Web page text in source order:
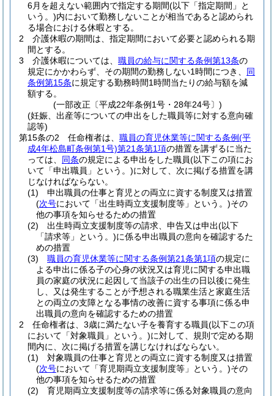
6月を超えない範囲内で指定する期間(以下「指定期間」と
いう。)内において勤務しないことが相当であると認められ
る場合における休暇とする。
2
介護休暇の期間は、指定期間において必要と認められる期
間とする。
3
介護休暇については、 職員の給与に関する条例第13条の
規定にかかわらず、その期間の勤務しない1時間につき、 同
条例第15条に規定する勤務時間1時間当たりの給与額を減
額する。
(一部改正〔平成22年条例1号・28年24号〕)
(妊娠、出産等についての申出をした職員等に対する意向確
認等)
第15条の2
任命権者は、 職員の育児休業等に関する条例(平
成4年松島町条例第1号)第21条第1項の措置を講ずるに当た
っては、 同条の規定による申出をした職員(以下この項にお
いて「申出職員」という。)に対して、次に掲げる措置を講
じなければならない。
(1)
申出職員の仕事と育児との両立に資する制度又は措置
(次号において「出生時両立支援制度等」という。)その
他の事項を知らせるための措置
(2)
出生時両立支援制度等の請求、申告又は申出(以下
「請求等」という。)に係る申出職員の意向を確認するた
めの措置
(3)
職員の育児休業等に関する条例第21条第1項の規定に
よる申出に係る子の心身の状況又は育児に関する申出職
員の家庭の状況に起因して当該子の出生の日以後に発生
し、又は発生することが予想される職業生活と家庭生活
との両立の支障となる事情の改善に資する事項に係る申
出職員の意向を確認するための措置
2
任命権者は、3歳に満たない子を養育する職員(以下この項
において「対象職員」という。)に対して、規則で定める期
間内に、次に掲げる措置を講じなければならない。
(1)
対象職員の仕事と育児との両立に資する制度又は措置
(次号において「育児期両立支援制度等」という。)その
他の事項を知らせるための措置
(2)
育児期両立支援制度等の請求等に係る対象職員の意向